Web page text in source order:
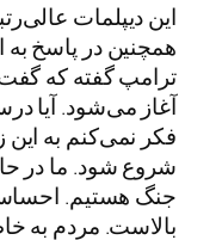
این دیپلمات
همچنین در پاسخ
ترامپ گفته که
آغاز می‌شود. آیا
فکر نمی‌کنم به این
شروع شود. ما در
جنگ هستیم.
بالاست. مردم به